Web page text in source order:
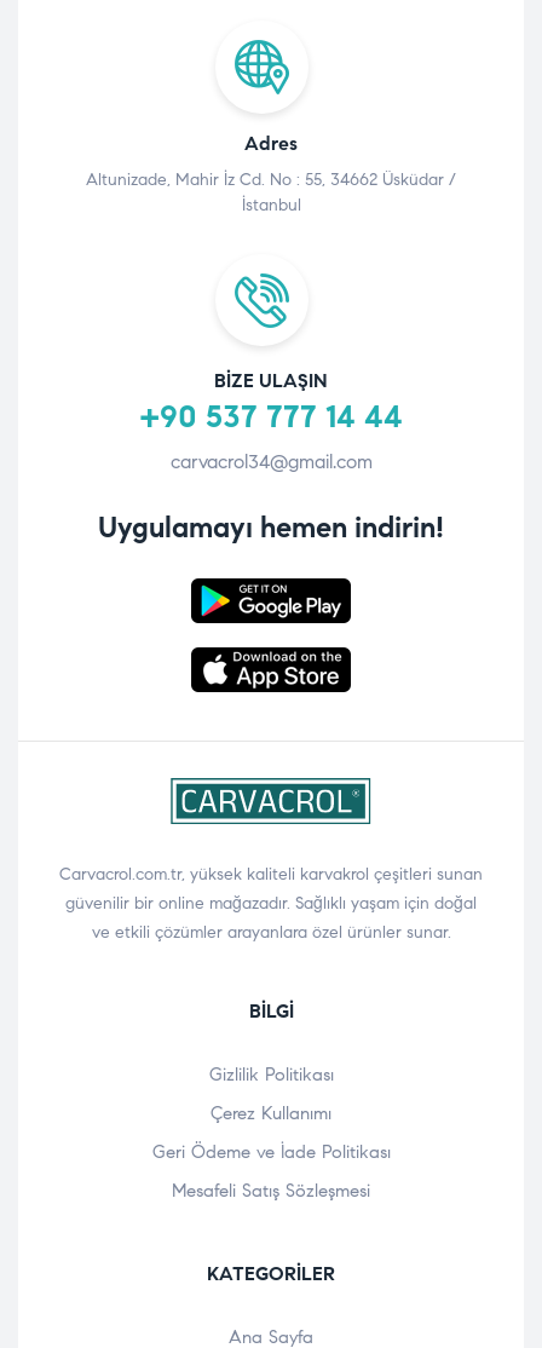
Adres
Altunizade, Mahir İz Cd. No : 55, 34662 Üsküdar /
İstanbul
BIZE ULAŞIN
+90 537 777 14 44
carvacrol34@gmail.com
Uygulamayı hemen indirin!
Carvacrol.com.tr, yüksek kaliteli karvakrol çeşitleri sunan
güvenilir bir online mağazadır. Sağlıklı yaşam için doğal
ve etkili çözümler arayanlara özel ürünler sunar.
BILGI
Gizlilik Politikası
Çerez Kullanımı
Geri Ödeme ve İade Politikası
Mesafeli Satış Sözleşmesi
KATEGORILER
Ana Sayfa